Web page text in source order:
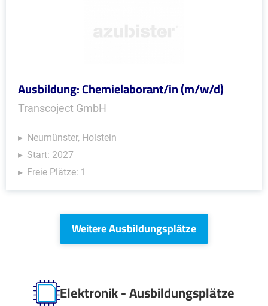
Ausbildung: Chemielaborant/in (m/w/d)
Transcoject GmbH
Neumünster, Holstein
Start: 2027
Freie Plätze: 1
Weitere Ausbildungsplätze
Elektronik - Ausbildungsplätze